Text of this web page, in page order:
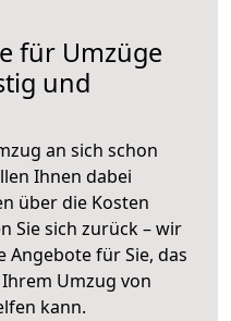
für Umzüge
und
an sich schon
Ihnen dabei
über die Kosten
Sie sich zurück – wir
Angebote für Sie, das
Umzug von
kann.